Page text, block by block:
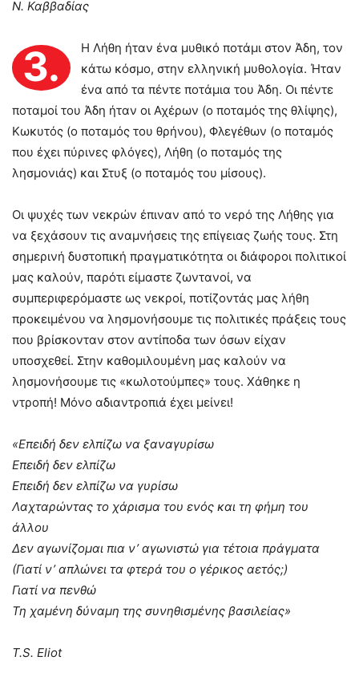
Ν. Καββαδίας
3.
Η Λήθη ήταν ένα μυθικό ποτάμι στον Άδη, τον
κάτω κόσμο, στην ελληνική μυθολογία. Ήταν
ένα από τα πέντε ποτάμια του Άδη. Οι πέντε
ποταμοί του Άδη ήταν οι Αχέρων (o ποταμός της θλίψης),
Κωκυτός (o ποταμός του θρήνου), Φλεγέθων (o ποταμός
που έχει πύρινες φλόγες), Λήθη (o ποταμός της
λησμονιάς) και Στυξ (o ποταμός του μίσους).
Οι ψυχές των νεκρών έπιναν από το νερό της Λήθης για
να ξεχάσουν τις αναμνήσεις της επίγειας ζωής τους. Στη
σημερινή δυστοπική πραγματικότητα οι διάφοροι πολιτικοί
μας καλούν, παρότι είμαστε ζωντανοί, να
συμπεριφερόμαστε ως νεκροί, ποτίζοντάς μας λήθη
προκειμένου να λησμονήσουμε τις πολιτικές πράξεις τους
που βρίσκονταν στον αντίποδα των όσων είχαν
υποσχεθεί. Στην καθομιλουμένη μας καλούν να
λησμονήσουμε τις «κωλοτούμπες» τους. Χάθηκε η
ντροπή! Μόνο αδιαντροπιά έχει μείνει!
«Επειδή δεν ελπίζω να ξαναγυρίσω
Επειδή δεν ελπίζω
Επειδή δεν ελπίζω να γυρίσω
Λαχταρώντας το χάρισμα του ενός και τη φήμη του
άλλου
Δεν αγωνίζομαι πια ν’ αγωνιστώ για τέτοια πράγματα
(Γιατί ν’ απλώνει τα φτερά του ο γέρικος αετός;)
Γιατί να πενθώ
Τη χαμένη δύναμη της συνηθισμένης βασιλείας»
T.S. Eliot